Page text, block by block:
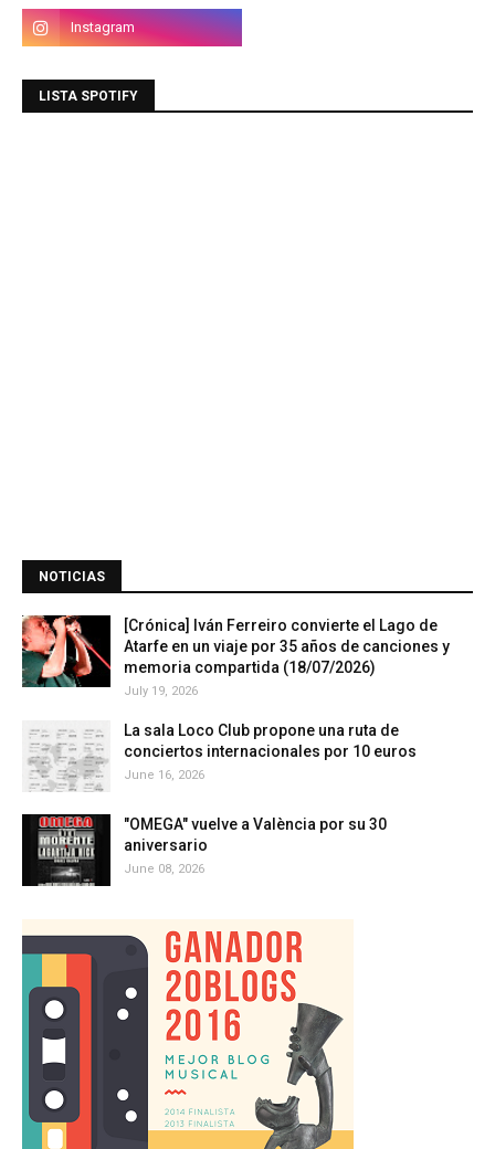
LISTA SPOTIFY
NOTICIAS
[Crónica] Iván Ferreiro convierte el Lago de
Atarfe en un viaje por 35 años de canciones y
memoria compartida (18/07/2026)
July 19, 2026
La sala Loco Club propone una ruta de
conciertos internacionales por 10 euros
June 16, 2026
"OMEGA" vuelve a València por su 30
aniversario
June 08, 2026